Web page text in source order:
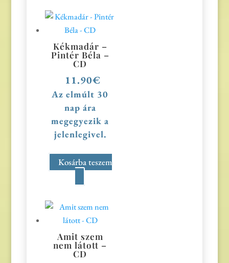
Kékmadár –
Pintér Béla –
CD
11.90€
Az elmúlt 30
nap ára
megegyezik a
jelenlegivel.
Kosárba teszem
Amit szem
nem látott –
CD